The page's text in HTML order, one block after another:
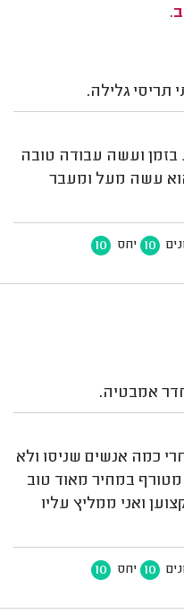
תריסי גלילה.
בזמן ועשה עבודה טובה
עשה מעל ומעבר
10 יחס 10
אמבטיה.
כמה אנשים שניסו ולא
מטורף במחיר מאוד טוב
ואני ממליץ עליו
10 יחס 10